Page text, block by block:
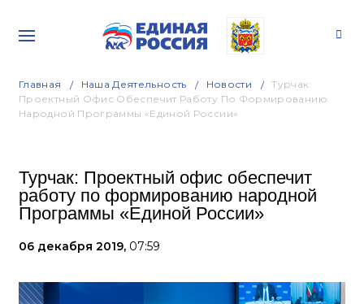
Главная Наша Деятельность Новости
Турчак:
Проектный Офис Обеспечит Работу По Формированию
Народной Программы «Единой России»
Турчак: Проектный офис обеспечит
работу по формированию народной
Программы «Единой России»
06 декабря 2019, 07:59